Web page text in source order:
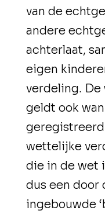
van de
andere
achterlaat,
eigen
verdeling.
geldt ook
wettelijke
die in de wet
dus een door
ingebouwde